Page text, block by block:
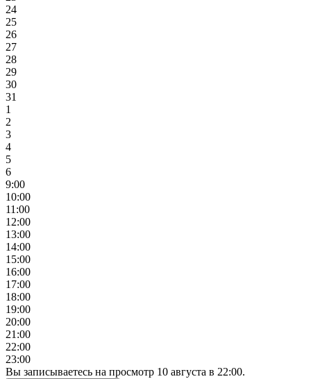
24
25
26
27
28
29
30
31
1
2
3
4
5
6
9:00
10:00
11:00
12:00
13:00
14:00
15:00
16:00
17:00
18:00
19:00
20:00
21:00
22:00
23:00
Вы записываетесь на просмотр 10 августа в 22:00.